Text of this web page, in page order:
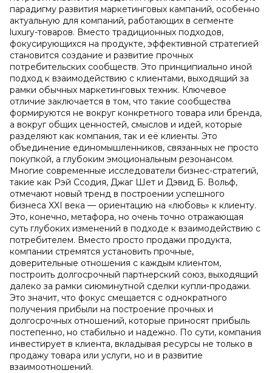
парадигму развития маркетинговых кампаний, особенно
актуальную для компаний, работающих в сегменте
luxury-товаров. Вместо традиционных подходов,
фокусирующихся на продукте, эффективной стратегией
становится создание и развитие прочных
потребительских сообществ. Это принципиально иной
подход к взаимодействию с клиентами, выходящий за
рамки обычных маркетинговых техник. Ключевое
отличие заключается в том, что такие сообщества
формируются не вокруг конкретного товара или бренда,
а вокруг общих ценностей, смыслов и идей, которые
разделяют как компания, так и её клиенты. Это
объединение единомышленников, связанных не просто
покупкой, а глубоким эмоциональным резонансом.
Многие современные исследователи бизнес-стратегий,
такие как Рэй Ссодия, Джаг Шет и Дэвид Б. Вольф,
отмечают новый тренд в построении успешного
бизнеса XXI века — ориентацию на «любовь» к клиенту.
Это, конечно, метафора, но очень точно отражающая
суть глубоких изменений в подходе к взаимодействию с
потребителем. Вместо просто продажи продукта,
компании стремятся установить прочные,
доверительные отношения с каждым клиентом,
построить долгосрочный партнерский союз, выходящий
далеко за рамки сиюминутной сделки купли-продажи.
Это значит, что фокус смещается с однократного
получения прибыли на построение прочных и
долгосрочных отношений, которые приносят прибыль
постепенно, но стабильно и надежно. По сути, компания
инвестирует в клиента, вкладывая ресурсы не только в
продажу товара или услуги, но и в развитие
взаимоотношений.